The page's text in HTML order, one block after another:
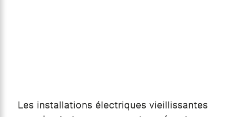
Les installations électriques vieillissantes